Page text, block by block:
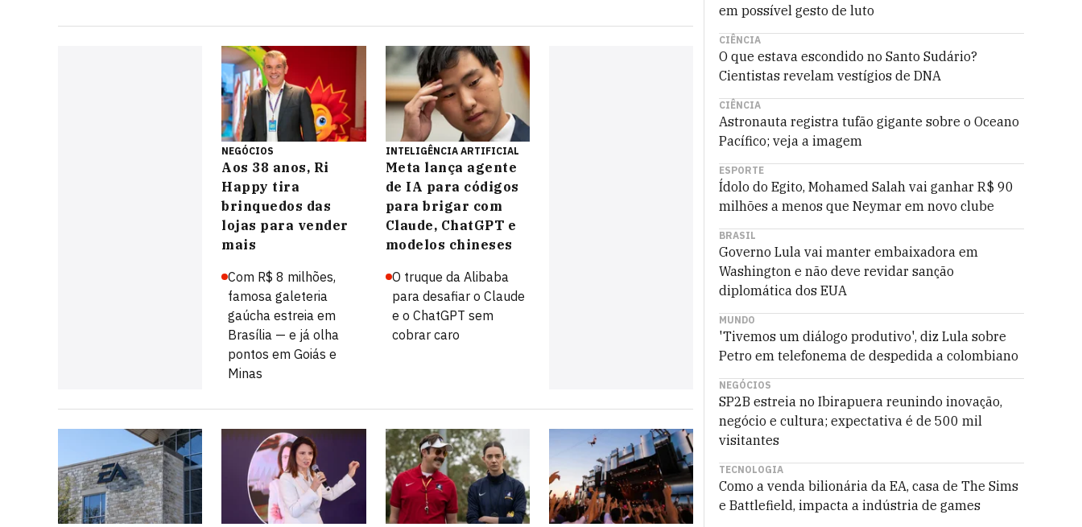
NEGÓCIOS
Aos 38 anos, Ri
Happy tira
brinquedos das
lojas para vender
mais
Com R$ 8 milhões,
famosa galeteria
gaúcha estreia em
Brasília — e já olha
pontos em Goiás e
Minas
INTELIGÊNCIA ARTIFICIAL
Meta lança agente
de IA para códigos
para brigar com
Claude, ChatGPT e
modelos chineses
O truque da Alibaba
para desafiar o Claude
e o ChatGPT sem
cobrar caro
em possível gesto de luto
CIÊNCIA
O que estava escondido no Santo Sudário?
Cientistas revelam vestígios de DNA
CIÊNCIA
Astronauta registra tufão gigante sobre o Oceano
Pacífico; veja a imagem
ESPORTE
Ídolo do Egito, Mohamed Salah vai ganhar R$ 90
milhões a menos que Neymar em novo clube
BRASIL
Governo Lula vai manter embaixadora em
Washington e não deve revidar sanção
diplomática dos EUA
MUNDO
'Tivemos um diálogo produtivo', diz Lula sobre
Petro em telefonema de despedida a colombiano
NEGÓCIOS
SP2B estreia no Ibirapuera reunindo inovação,
negócio e cultura; expectativa é de 500 mil
visitantes
TECNOLOGIA
Como a venda bilionária da EA, casa de The Sims
e Battlefield, impacta a indústria de games